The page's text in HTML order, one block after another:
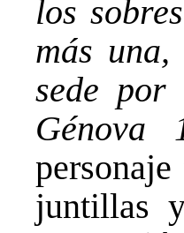
los
más
sede por
Génova
juntillas